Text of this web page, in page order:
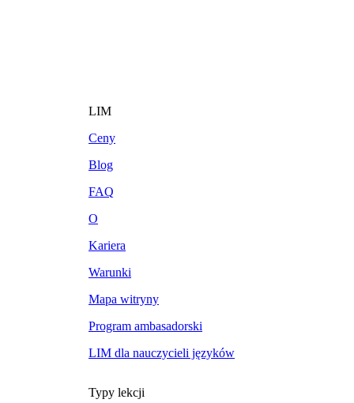
LIM
Ceny
Blog
FAQ
O
Kariera
Warunki
Mapa witryny
Program ambasadorski
LIM dla nauczycieli języków
Typy lekcji